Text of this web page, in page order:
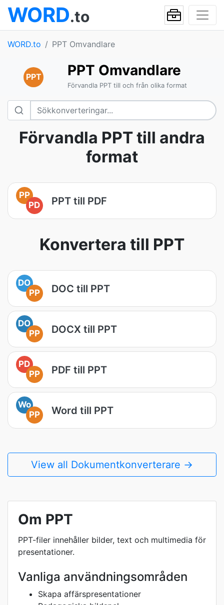
WORD.to
WORD.to PPT Omvandlare
PPT PPT Omvandlare
Förvandla PPT till och från olika format
Förvandla PPT till andra
format
PP
PD
PPT till PDF
Konvertera till PPT
DO
PP
DOC till PPT
DO
PP
DOCX till PPT
PD
PP
PDF till PPT
Wo
PP
Word till PPT
View all Dokumentkonverterare →
Om PPT
PPT-filer innehåller bilder, text och multimedia för
presentationer.
Vanliga användningsområden
Skapa affärspresentationer